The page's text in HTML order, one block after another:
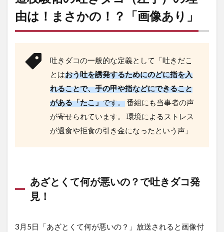
由は！まさかの！？「画像あり」
吐きダコの一般的な定義として「吐きだこ
とはおう吐を誘発するためにのどに指を入
れることで、手の甲や指などにできること
がある「たこ」です。番組にも当事者の声
が寄せられています。 環境によるストレス
が過食や拒食の引き金になったという声」
あざとくて何が悪いの？で吐きダコ発
見！
3月5日「あざとくて何が悪いの？」放送されると画像付